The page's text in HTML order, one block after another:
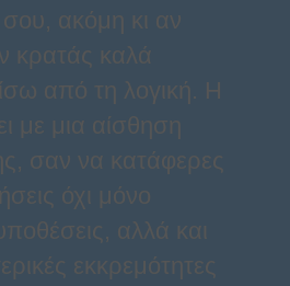
σου, ακόμη κι αν
κρατάς καλά
από τη λογική. Η
με μια αίσθηση
σαν να κατάφερες
όχι μόνο
αλλά και
εκκρεμότητες